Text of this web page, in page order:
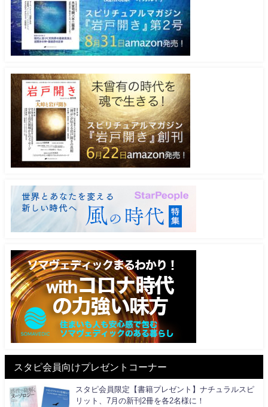
スタピ会員向けプレゼントコーナー
スタピ会員限定【書籍プレゼント】ナチュラルスピ
リット、7月の新刊2冊を各2名様に！